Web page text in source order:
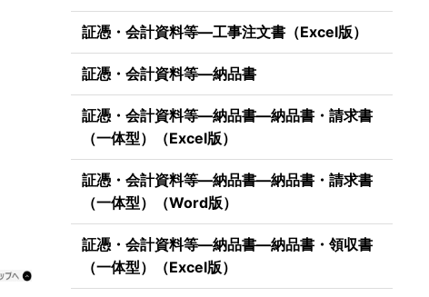
証憑・会計資料等―工事注文書（Excel版）
証憑・会計資料等―納品書
証憑・会計資料等―納品書―納品書・請求書
（一体型）（Excel版）
証憑・会計資料等―納品書―納品書・請求書
（一体型）（Word版）
証憑・会計資料等―納品書―納品書・領収書
（一体型）（Excel版）